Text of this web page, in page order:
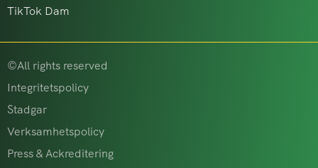
TikTok Dam
©All rights reserved
Integritetspolicy
Stadgar
Verksamhetspolicy
Press & Ackreditering